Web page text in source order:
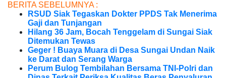
BERITA SEBELUMNYA :
RSUD Siak Tegaskan Dokter PPDS Tak Menerima
Gaji dan Tunjangan
Hilang 36 Jam, Bocah Tenggelam di Sungai Siak
Ditemukan Tewas
Geger ! Buaya Muara di Desa Sungai Undan Naik
ke Darat dan Serang Warga
Perum Bulog Tembilahan Bersama TNI-Polri dan